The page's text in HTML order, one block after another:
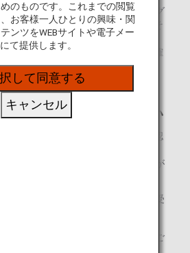
たすべてのマイルは、「1～4」のグ
ループごとに有効期限が異なり、そ
有効です。
マイル口座グループとは
」よりご確
日本標準時に基づいています。
特典をお申し込みください
く際には、本会員様のご本人様確認
ANAマイレージクラブお客様番号
用意ください。お客様番号のご提示が
お受けできません。
ご本人様以外の方のお申し込みはお受
をお申し込みの際は、代理人の方のご
のものです。これまでの閲覧
お客様一人ひとりの興味・関
ンツをWEBサイトや電子メー
て提供します。
して同意する
キャンセル